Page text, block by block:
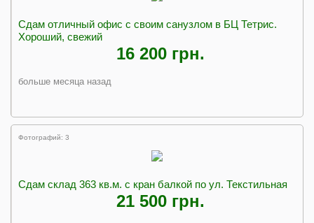
Сдам отличный офис с своим санузлом в БЦ Тетрис.
Хороший, свежий
16 200 грн.
больше месяца назад
Фотографий: 3
Сдам склад 363 кв.м. с кран балкой по ул. Текстильная
21 500 грн.